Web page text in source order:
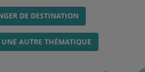
DE DESTINATION
AUTRE THÉMATIQUE